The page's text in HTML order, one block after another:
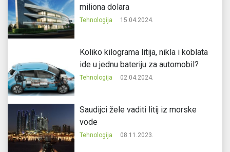
miliona dolara
Tehnologija 15.04.2024.
Koliko kilograma litija, nikla i koblata
ide u jednu bateriju za automobil?
Tehnologija 02.04.2024.
Saudijci žele vaditi litij iz morske
vode
Tehnologija 08.11.2023.